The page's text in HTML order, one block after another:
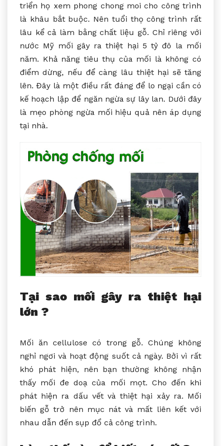
triển họ xem phong chong moi cho công trình
là khâu bắt buộc. Nên tuổi thọ công trình rất
lâu kể cả làm bằng chất liệu gỗ. Chỉ riêng với
nước Mỹ mối gây ra thiệt hại 5 tỷ đô la mối
năm. Khả năng tiêu thụ của mối là không có
điểm dừng, nếu để càng lâu thiệt hại sẽ tăng
lên. Đây là một điều rất đáng để lo ngại cần có
kế hoạch lập để ngăn ngừa sự lây lan. Dưới đây
là mẹo phòng ngừa mối hiệu quả nên áp dụng
tại nhà.
Tại sao mối gây ra thiệt hại
lớn ?
Mối ăn cellulose có trong gỗ. Chúng không
nghỉ ngơi và hoạt động suốt cả ngày. Bởi vì rất
khó phát hiện, nên bạn thường không nhận
thấy mối đe doạ của mối mọt. Cho đến khi
phát hiện ra dấu vết và thiệt hại xảy ra. Mối
biến gỗ trở nên mục nát và mất liên kết với
nhau dẫn đến sụp đổ cả công trình.